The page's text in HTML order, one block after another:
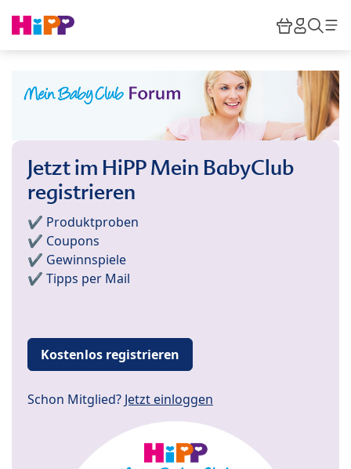
HiPP
Jetzt im HiPP Mein BabyClub
registrieren
✔️ Produktproben
✔️ Coupons
✔️ Gewinnspiele
✔️ Tipps per Mail
Kostenlos registrieren
Schon Mitglied? Jetzt einloggen